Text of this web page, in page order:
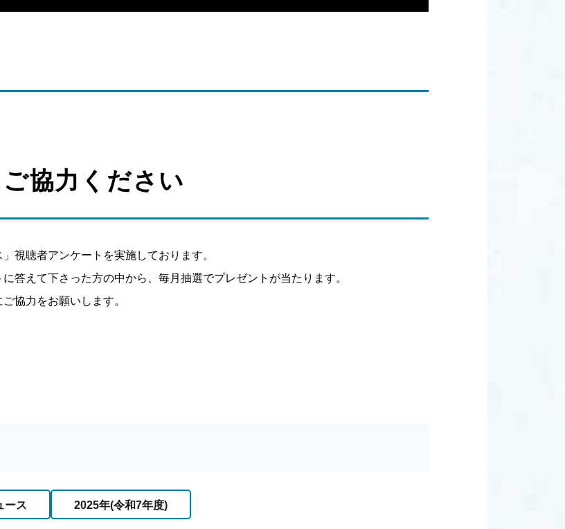
協力ください
視聴者アンケートを実施しております。
答えて下さった方の中から、毎月抽選でプレゼントが当たります。
協力をお願いします。
ース 2025年(令和7年度)